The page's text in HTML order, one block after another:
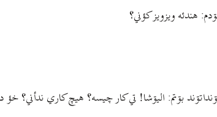
هندئه ویزویز کؤني؟
بۊتم: الیۊشا! تي کار چیسه؟ هیچ کاري ندأني؟ خؤ